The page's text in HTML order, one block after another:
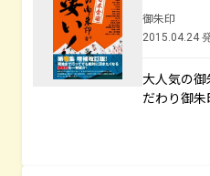
御朱印
2015.04.24
大人気の
だわり御朱